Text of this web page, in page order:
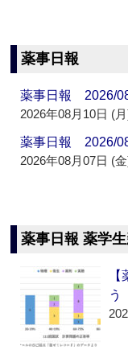
薬事日報
薬事日報 2026/
2026年08月10日 (
薬事日報 2026/
2026年08月07日 (
薬事日報 薬学
う